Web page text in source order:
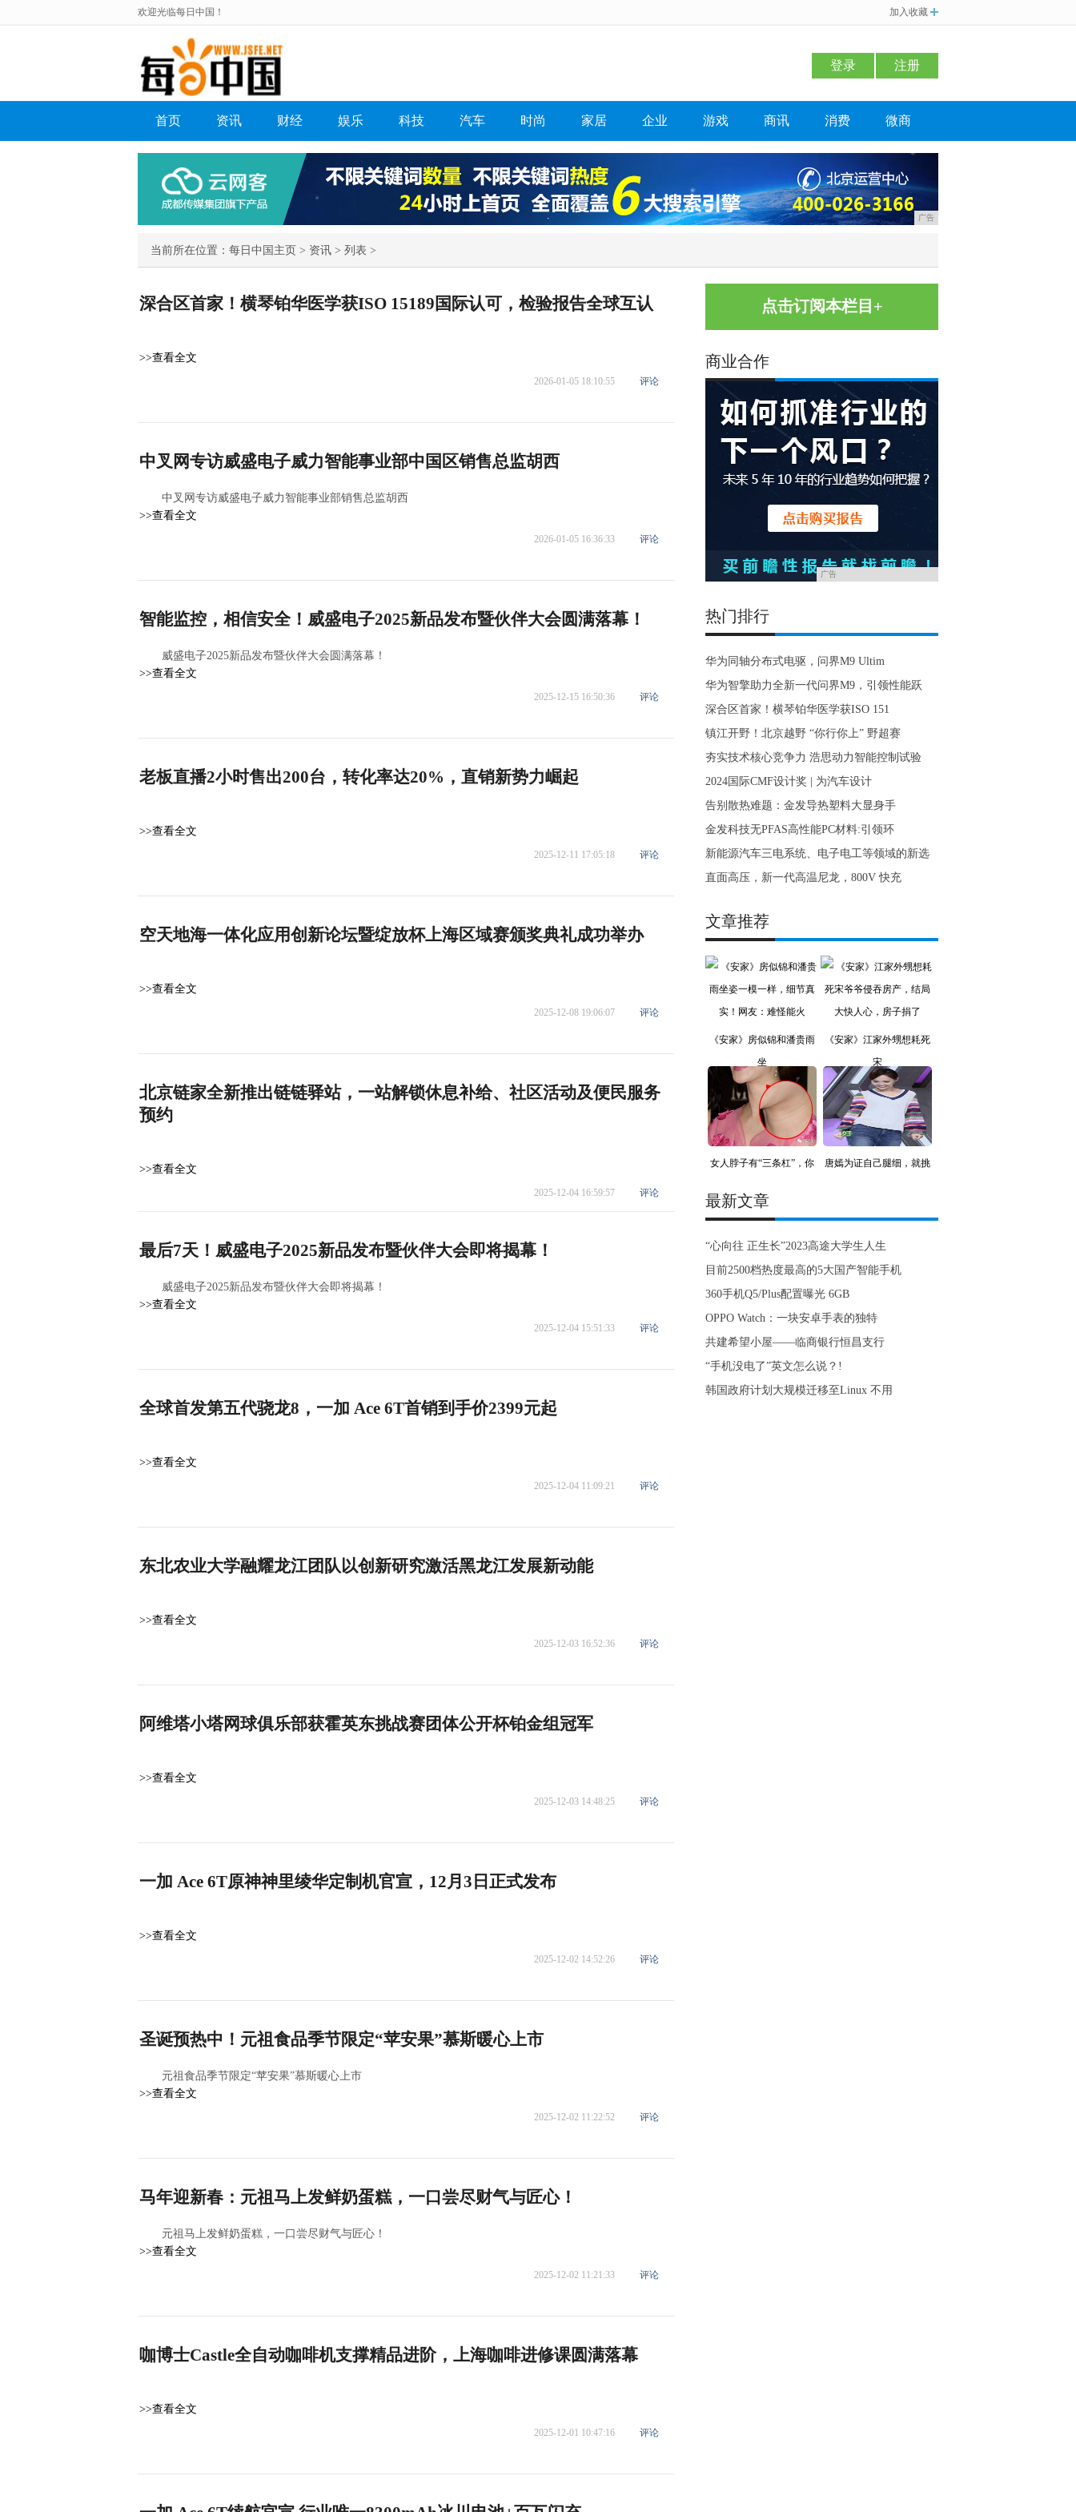
欢迎光临每日中国！ 加入收藏
登录 注册
首页 资讯 财经 娱乐 科技 汽车 时尚 家居 企业 游戏 商讯 消费 微商
广告
当前所在位置： 每日中国主页 > 资讯 > 列表 >
深合区首家！横琴铂华医学获ISO 15189国际认可，检验报告全球互认
>>查看全文
2026-01-05 18:10:55 评论
中叉网专访威盛电子威力智能事业部中国区销售总监胡西
中叉网专访威盛电子威力智能事业部销售总监胡西
>>查看全文
2026-01-05 16:36:33 评论
智能监控，相信安全！威盛电子2025新品发布暨伙伴大会圆满落幕！
威盛电子2025新品发布暨伙伴大会圆满落幕！
>>查看全文
2025-12-15 16:50:36 评论
老板直播2小时售出200台，转化率达20%，直销新势力崛起
>>查看全文
2025-12-11 17:05:18 评论
空天地海一体化应用创新论坛暨绽放杯上海区域赛颁奖典礼成功举办
>>查看全文
2025-12-08 19:06:07 评论
北京链家全新推出链链驿站，一站解锁休息补给、社区活动及便民服务
预约
>>查看全文
2025-12-04 16:59:57 评论
最后7天！威盛电子2025新品发布暨伙伴大会即将揭幕！
威盛电子2025新品发布暨伙伴大会即将揭幕！
>>查看全文
2025-12-04 15:51:33 评论
全球首发第五代骁龙8，一加 Ace 6T首销到手价2399元起
>>查看全文
2025-12-04 11:09:21 评论
东北农业大学融耀龙江团队以创新研究激活黑龙江发展新动能
>>查看全文
2025-12-03 16:52:36 评论
阿维塔小塔网球俱乐部获霍英东挑战赛团体公开杯铂金组冠军
>>查看全文
2025-12-03 14:48:25 评论
一加 Ace 6T原神神里绫华定制机官宣，12月3日正式发布
>>查看全文
2025-12-02 14:52:26 评论
圣诞预热中！元祖食品季节限定“苹安果”慕斯暖心上市
元祖食品季节限定“苹安果”慕斯暖心上市
>>查看全文
2025-12-02 11:22:52 评论
马年迎新春：元祖马上发鲜奶蛋糕，一口尝尽财气与匠心！
元祖马上发鲜奶蛋糕，一口尝尽财气与匠心！
>>查看全文
2025-12-02 11:21:33 评论
咖博士Castle全自动咖啡机支撑精品进阶，上海咖啡进修课圆满落幕
>>查看全文
2025-12-01 10:47:16 评论
点击订阅本栏目+
商业合作
广告
热门排行
华为同轴分布式电驱，问界M9 Ultim
华为智擎助力全新一代问界M9，引领性能跃
深合区首家！横琴铂华医学获ISO 151
镇江开野！北京越野 “你行你上” 野超赛
夯实技术核心竞争力 浩思动力智能控制试验
2024国际CMF设计奖 | 为汽车设计
告别散热难题：金发导热塑料大显身手
金发科技无PFAS高性能PC材料:引领环
新能源汽车三电系统、电子电工等领域的新选
直面高压，新一代高温尼龙，800V 快充
文章推荐
《安家》房似锦和潘贵雨
坐
《安家》江家外甥想耗死
宋
女人脖子有“三条杠”，你
唐嫣为证自己腿细，就挑
最新文章
“心向往 正生长”2023高途大学生人生
目前2500档热度最高的5大国产智能手机
360手机Q5/Plus配置曝光 6GB
OPPO Watch：一块安卓手表的独特
共建希望小屋——临商银行恒昌支行
“手机没电了”英文怎么说？!
韩国政府计划大规模迁移至Linux 不用